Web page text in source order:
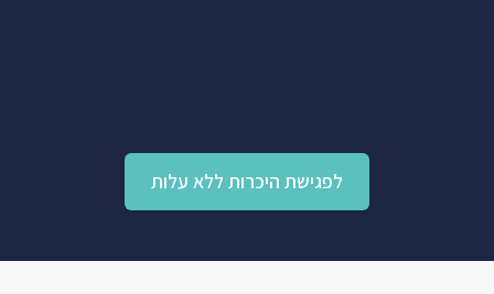
לפגישת היכרות ללא עלות